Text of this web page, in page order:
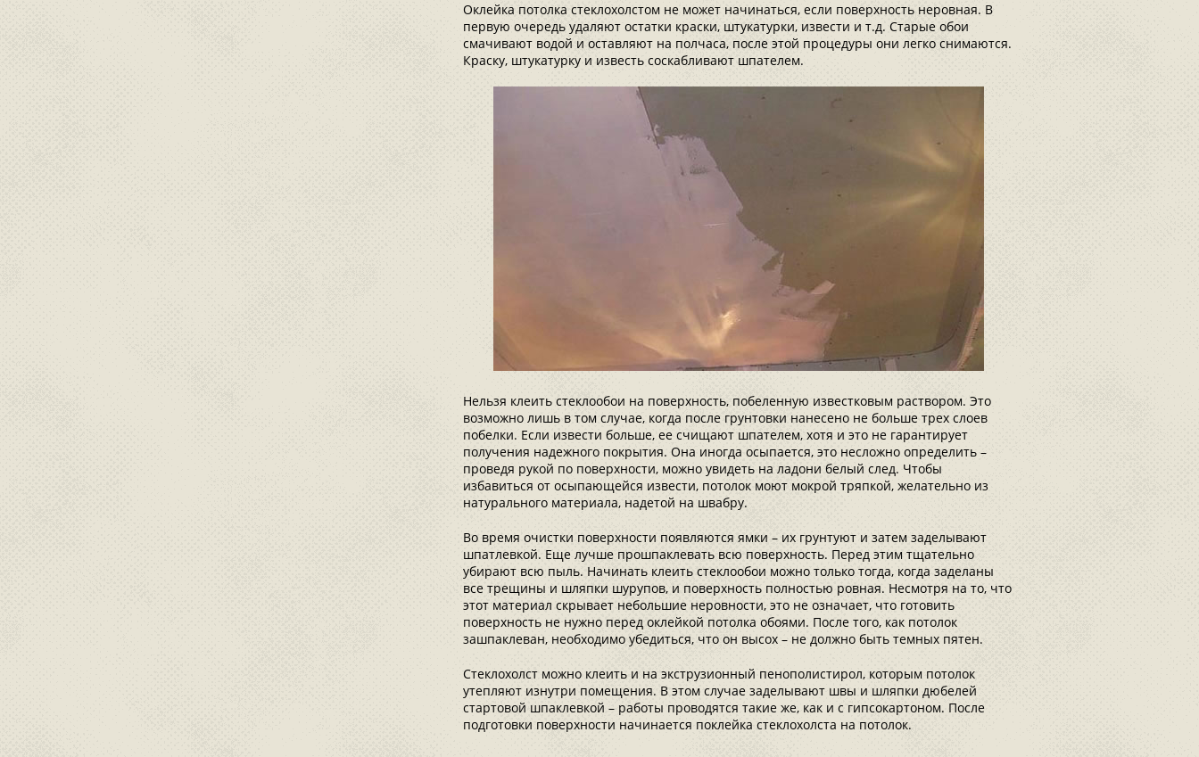
Оклейка потолка стеклохолстом не может начинаться, если поверхность неровная. В
первую очередь удаляют остатки краски, штукатурки, извести и т.д. Старые обои
смачивают водой и оставляют на полчаса, после этой процедуры они легко снимаются.
Краску, штукатурку и известь соскабливают шпателем.
Нельзя клеить стеклообои на поверхность, побеленную известковым раствором. Это
возможно лишь в том случае, когда после грунтовки нанесено не больше трех слоев
побелки. Если извести больше, ее счищают шпателем, хотя и это не гарантирует
получения надежного покрытия. Она иногда осыпается, это несложно определить –
проведя рукой по поверхности, можно увидеть на ладони белый след. Чтобы
избавиться от осыпающейся извести, потолок моют мокрой тряпкой, желательно из
натурального материала, надетой на швабру.
Во время очистки поверхности появляются ямки – их грунтуют и затем заделывают
шпатлевкой. Еще лучше прошпаклевать всю поверхность. Перед этим тщательно
убирают всю пыль. Начинать клеить стеклообои можно только тогда, когда заделаны
все трещины и шляпки шурупов, и поверхность полностью ровная. Несмотря на то, что
этот материал скрывает небольшие неровности, это не означает, что готовить
поверхность не нужно перед оклейкой потолка обоями. После того, как потолок
зашпаклеван, необходимо убедиться, что он высох – не должно быть темных пятен.
Стеклохолст можно клеить и на экструзионный пенополистирол, которым потолок
утепляют изнутри помещения. В этом случае заделывают швы и шляпки дюбелей
стартовой шпаклевкой – работы проводятся такие же, как и с гипсокартоном. После
подготовки поверхности начинается поклейка стеклохолста на потолок.